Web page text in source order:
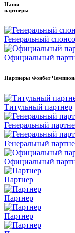
Наши
партнеры
Генеральный
Официальный
Партнеры Фонбет
Титульный партнер
Генеральный
Генеральный
Официальный
Партнер
Партнер
Партнер